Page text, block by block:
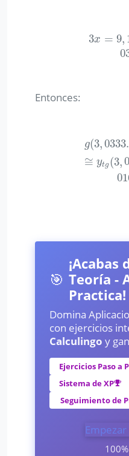
3x = 9,
3x =9 ,1
Entonces:
g(3,
≅ ytg (3,
0333...)=9,1≅yt
🎯
¡Acabas
Teoría -
Practica!
Domina
con ejercicios
Calculingo y
Ejercicios Paso a
Sistema de XP
Seguimiento de